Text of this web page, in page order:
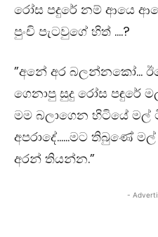
රෝස පදුරේ නම් ආයෙ
පුංචි පැටවුගේ හිත් ….?
”අනේ අර බලන්නකෝ…
ගෙනාපු සුදු රෝස පඳුරේ
මම බලාගෙන හිටියේ
අපරාදේ……මට තිබුණේ
අරන් තියන්න.”
-